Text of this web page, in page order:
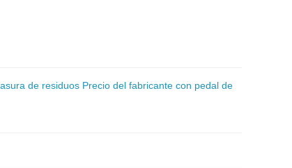
de residuos Precio del fabricante con pedal de